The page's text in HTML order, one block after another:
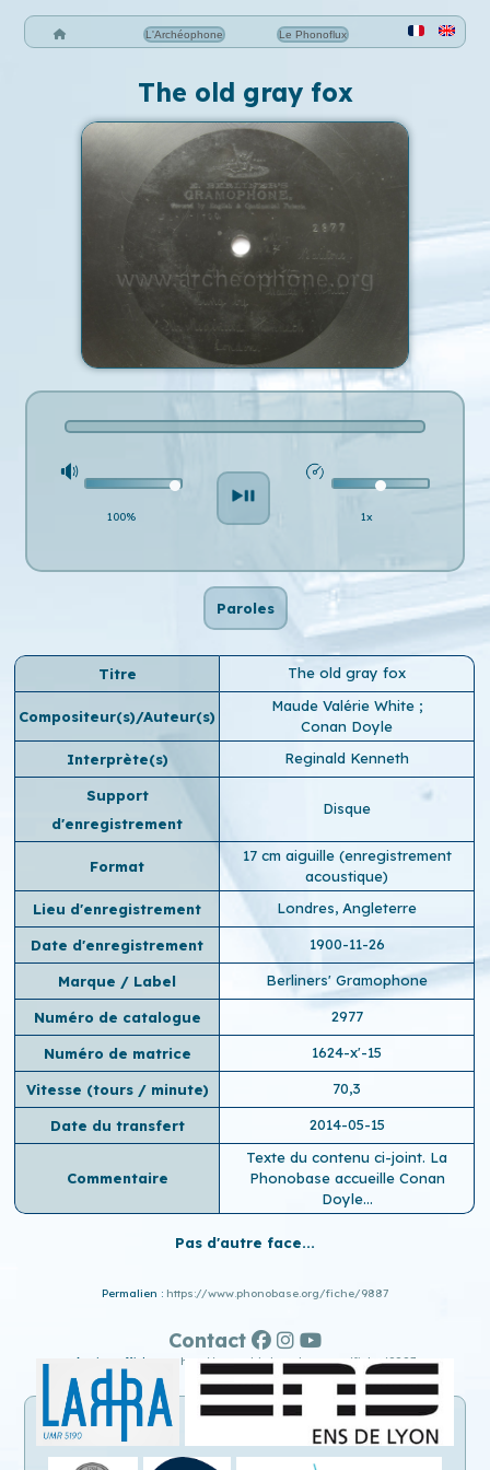
L'Archéophone Le Phonoflux
The old gray fox
100% 1x
Paroles
Titre The old gray fox
Compositeur(s)/Auteur(s)
Maude Valérie White ;
Conan Doyle
Interprète(s)
Reginald Kenneth
Support
d'enregistrement
Disque
Format
17 cm aiguille (enregistrement
acoustique)
Lieu d'enregistrement
Londres, Angleterre
Date d'enregistrement 1900-11-26
Marque / Label Berliners' Gramophone
Numéro de catalogue 2977
Numéro de matrice 1624-x'-15
Vitesse (tours / minute) 70,3
Date du transfert 2014-05-15
Commentaire
Texte du contenu ci-joint. La
Phonobase accueille Conan
Doyle...
Pas d'autre face...
Permalien : https://www.phonobase.org/fiche/9887
Ancien affichage : http://www.old.phonobase.org/fiche/9887
Contact